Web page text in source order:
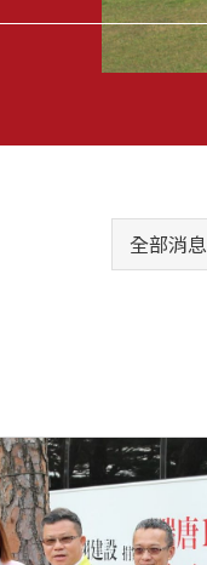
全部消息